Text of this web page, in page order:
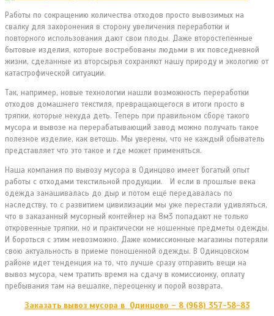
Работы по сокращению количества отходов просто вывозимых на
свалку для захоронения в сторону увеличения переработки и
повторного использования дают свои плоды. Даже второстепенные
бытовые изделия, которые востребованы людьми в их повседневной
жизни, сделанные из вторсырья сохраняют нашу природу и экологию от
катастрофической ситуации.
Так, например, новые технологии нашли возможность переработки
отходов домашнего текстиля, превращающегося в итоги просто в
тряпки, которые некуда деть. Теперь при правильном сборе такого
мусора и вывозе на перерабатывающий завод можно получать такое
полезное изделие, как ветошь. Мы уверены, что не каждый обыватель
представляет что это такое и где может применяться.
Наша компания по вывозу мусора в Одинцово имеет богатый опыт
работы с отходами текстильной продукции. И если в прошлые века
одежда занашивалась до дыр и потом ещё передавалась по
наследству, то с развитием цивилизации мы уже перестали удивляться,
что в заказанный мусорный контейнер на 8м3 попадают не только
откровенные тряпки, но и практически не ношенные предметы одежды.
И бороться с этим невозможно. Даже комиссионные магазины потеряли
свою актуальность в приеме поношенной одежды. В Одинцовском
районе идет тенденция на то, что лучше сразу отправить вещи на
вывоз мусора, чем тратить время на сдачу в комиссионку, оплату
пребывания там на вешалке, переоценку и порой возврата.
Заказать вывоз мусора в Одинцово – 8 (968) 357-58-83